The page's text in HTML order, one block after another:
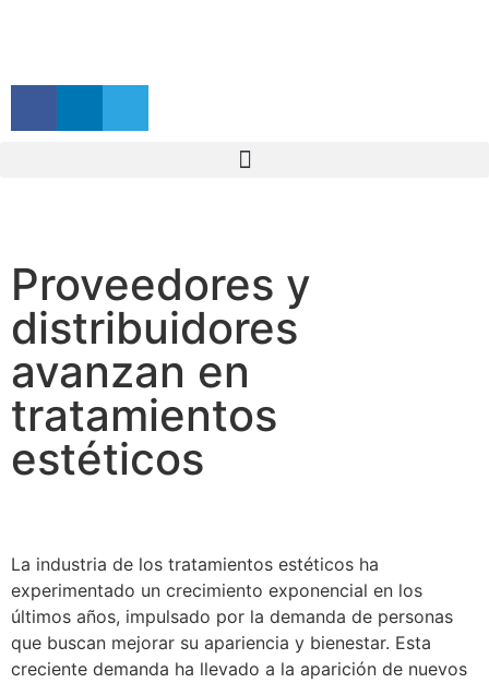
Proveedores y
distribuidores
avanzan en
tratamientos
estéticos
La industria de los tratamientos estéticos ha
experimentado un crecimiento exponencial en los
últimos años, impulsado por la demanda de personas
que buscan mejorar su apariencia y bienestar. Esta
creciente demanda ha llevado a la aparición de nuevos